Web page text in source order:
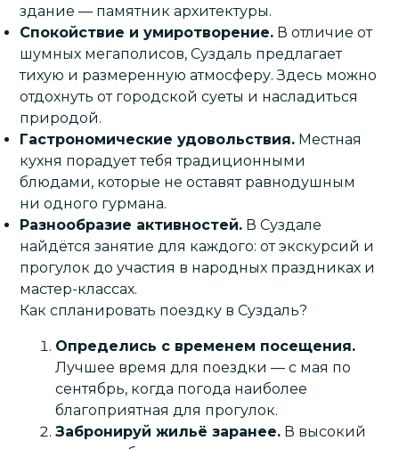
здание — памятник архитектуры.
Спокойствие и умиротворение. В отличие от
шумных мегаполисов, Суздаль предлагает
тихую и размеренную атмосферу. Здесь можно
отдохнуть от городской суеты и насладиться
природой.
Гастрономические удовольствия. Местная
кухня порадует тебя традиционными
блюдами, которые не оставят равнодушным
ни одного гурмана.
Разнообразие активностей. В Суздале
найдётся занятие для каждого: от экскурсий и
прогулок до участия в народных праздниках и
мастер-классах.
Как спланировать поездку в Суздаль?
Определись с временем посещения.
Лучшее время для поездки — с мая по
сентябрь, когда погода наиболее
благоприятная для прогулок.
Забронируй жильё заранее. В высокий